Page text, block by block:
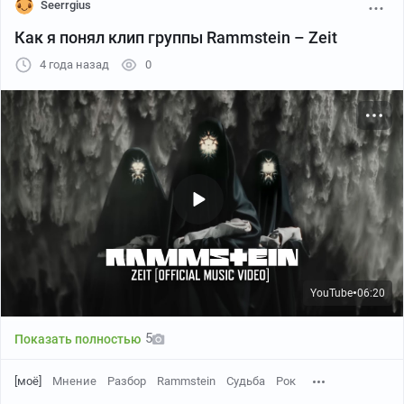
Здесь, как после оргазма, всё опадает и становится
мягким. Иногда мужик умеренно ворчит, а иногда –
что-то романтично мямлит. Гитары, барабаны и
синтезатор больше не ужасают, как качок,
потерявший 30 кг мышечной массы.
– Среди типичных представителей мой топ: Ost+Front,
Heldmaschine, DIE!, Maerzfeld, Stahlman.
– Вот самые известные банды: OOMPH! (ныне
распавшиеся), Megaherz, Eisbrecher, Knorkator.
– В России играли\играют NDH вот эти ребята:
которые настолько прочухали немецкую фишку, что
Скачать с яндекс диска
Seerrgius
Как я понял клип группы Rammstein – Zeit
4 года назад 0
YouTube●06:20
Показать полностью 5
[моё] Мнение Разбор Rammstein Судьба Рок